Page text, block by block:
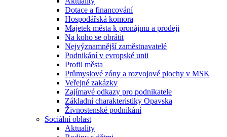
Dotace a financování
Hospodářská komora
Majetek města k pronájmu a prodeji
Na koho se obrátit
Nejvýznamnější zaměstnavatelé
Podnikání v evropské unii
Profil města
Průmyslové zóny a rozvojové plochy v MSK
Veřejné zakázky
Zajímavé odkazy pro podnikatele
Základní charakteristiky Opavska
Živnostenské podnikání
Sociální oblast
Aktuality